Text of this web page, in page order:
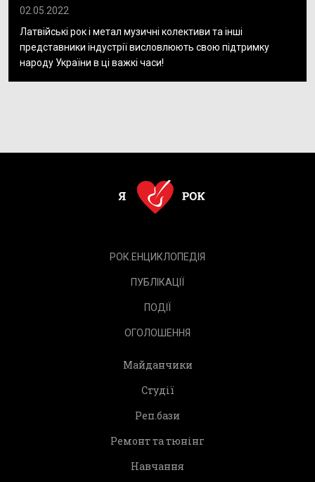
02.05.2022
Латвійські рок і метал музичні колективи та інші
представники індустрії висловлюють свою підтримку
народу України в ці важкі часи!
РОК.ЕНЦИКЛОПЕДІЯ
ПУБЛІКАЦІЇ
ПОДІЇ
ОГОЛОШЕННЯ
Майданчики
Студії
Реп.бази
Ремонт та тюнінг
Навчання